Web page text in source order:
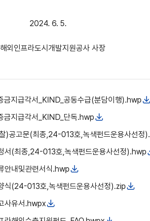
6. 5.
라도시개발지원공사 사장
금지급각서_KIND_공동수급(분담이행).hwp
금지급각서_KIND_단독.hwp
)공고문(최종,24-013호,녹색펀드운용사선정
서(최종,24-013호,녹색펀드운용사선정).hwp
안내및관련서식.hwp
식(24-013호,녹색펀드운용사선정).zip
사유서.hwpx